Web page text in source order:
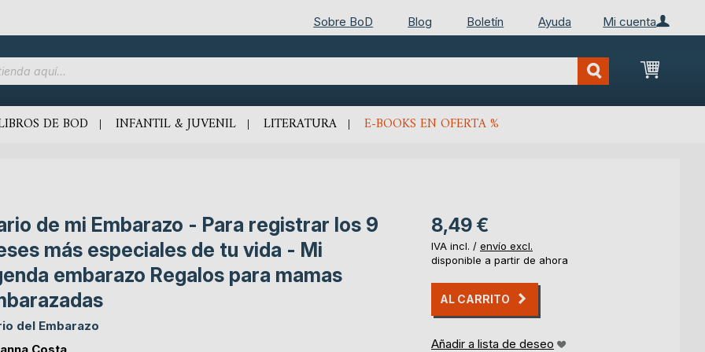
Mi cuenta
Sobre BoD Blog Boletín Ayuda
Mi
DE BOD INFANTIL & JUVENIL LITERATURA E-BOOKS EN OFERTA %
de mi Embarazo - Para registrar los 9
más especiales de tu vida - Mi
embarazo Regalos para mamas
del Embarazo
8,49 €
IVA incl. / envío excl.
disponible a partir de ahora
AL CARRITO
Añadir a lista de deseo